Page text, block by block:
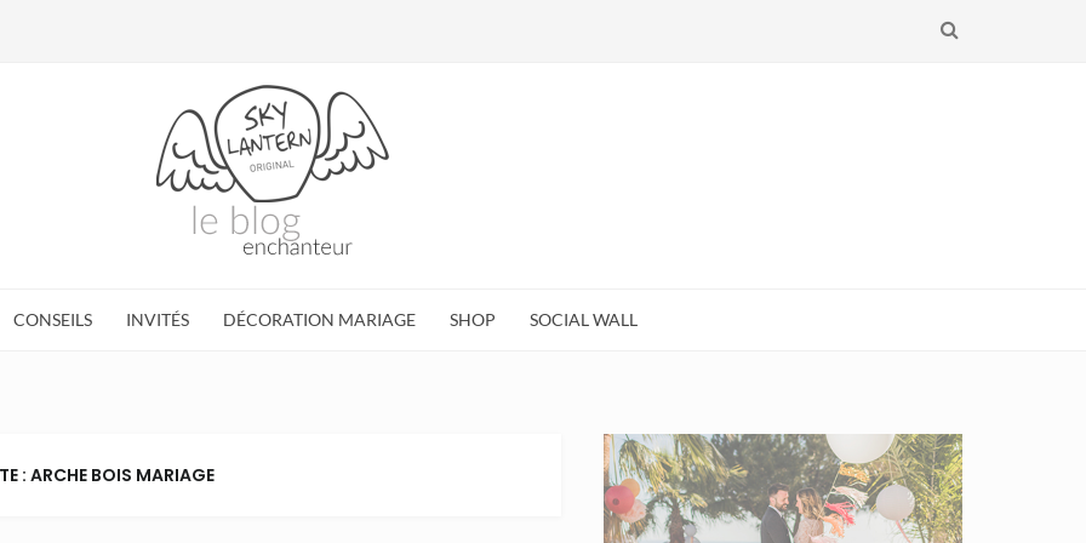
RECHERCHE
CONSEILS INVITÉS DÉCORATION MARIAGE SHOP SOCIAL WALL
: ARCHE BOIS MARIAGE